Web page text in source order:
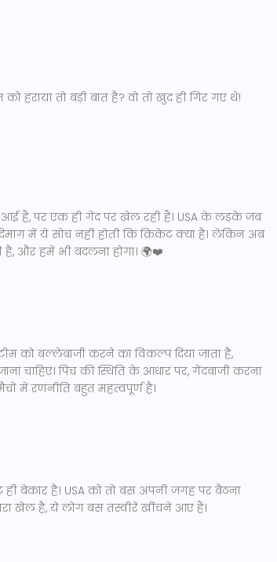
हराया तो बड़ी बात है? वो तो खुद ही गिर गए थे!
हैं, पर एक ही गेंद पर खेल रही हैं। USA के लड़के जब
में ये सोच नहीं होती कि क्रिकेट क्या है। लेकिन अब
और हमें भी बदलना होगा। 🌍❤️
को बल्लेबाजी करने का विकल्प दिया जाता है,
चाहिए। पिच की स्थिति के आधार पर, गेंदबाजी करना
में रणनीति बहुत महत्वपूर्ण है।
ही बेकार है। USA को तो बस अपनी जगह पर बैठना
खेल है, ये लोग बस तस्वीरें खींचने आए हैं।